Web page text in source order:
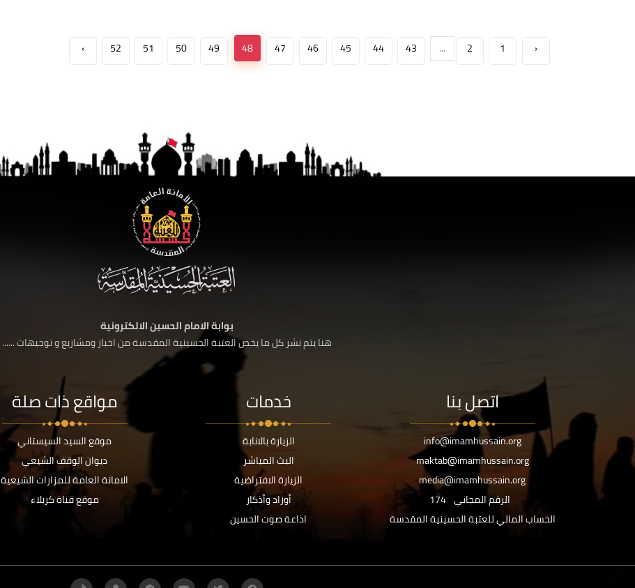
‹
1
2
...
43
44
45
46
47
48
49
50
51
52
›
بوابة الامام الحسين الالكترونية
هنا يتم نشر كل ما يخص العتبة الحسينية المقدسة من اخبار ومشاريع و توجيهات ......
اتصل بنا
info@imamhussain.org
maktab@imamhussain.org
media@imamhussain.org
الرقم المجاني 174
الحساب المالي للعتبة الحسينية المقدسة
خدمات
الزيارة بالانابة
البث المباشر
الزيارة الافتراضية
أوراد وأذكار
اذاعة صوت الحسين
مواقع ذات صلة
موقع السيد السيستاني
ديوان الوقف الشيعي
الامانة العامة للمزارات الشيعية
موقع قناة كربلاء